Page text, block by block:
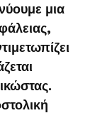
μια